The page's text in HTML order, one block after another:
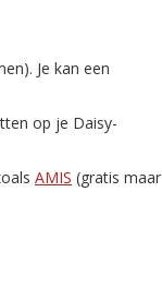
Je kan een
op je Daisy-
AMIS (gratis maar